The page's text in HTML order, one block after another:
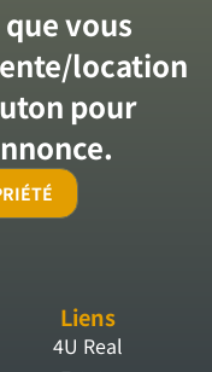
vous
location
pour
Liens
4U Real